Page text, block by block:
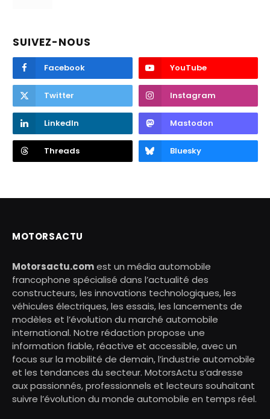
SUIVEZ-NOUS
Facebook YouTube
Twitter Instagram
LinkedIn Mastodon
Threads Bluesky
MOTORSACTU
Motorsactu.comest un média automobile
francophone spécialisé dans l’actualité des
constructeurs, les innovations technologiques, les
véhicules électriques, les essais, les lancements de
modèles et l’évolution du marché automobile
international. Notre rédaction propose une
information fiable, réactive et accessible, avec un
focus sur la mobilité de demain, l’industrie automobile
et les tendances du secteur. MotorsActu s’adresse
aux passionnés, professionnels et lecteurs souhaitant
suivre l’évolution du monde automobile en temps réel.